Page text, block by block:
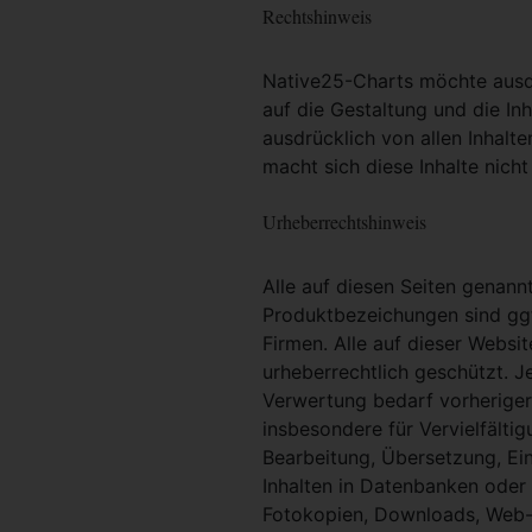
Rechtshinweis
Native25-Charts möchte
auf die Gestaltung und die
ausdrücklich von allen
macht sich diese Inhalte
Urheberrechtshinweis
Alle auf diesen Seiten
Produktbezeichungen sind
Firmen. Alle auf dieser
urheberrechtlich geschützt.
Verwertung bedarf
insbesondere für
Bearbeitung, Übersetzung,
Inhalten in Datenbanken
Fotokopien, Downloads,